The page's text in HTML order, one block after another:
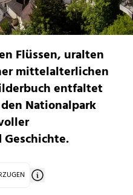
Flüssen, uralten
mittelalterlichen
entfaltet
Nationalpark